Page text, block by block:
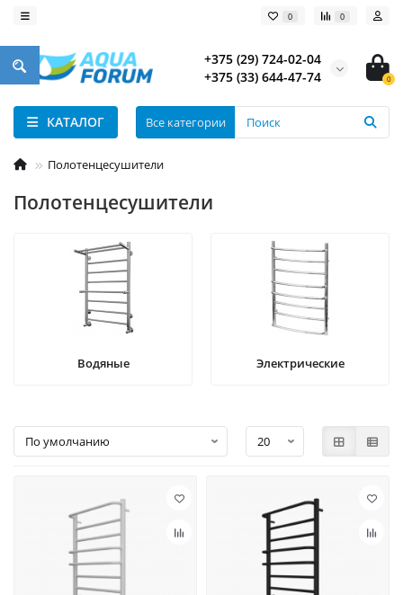
0 0
+375 (29) 724-02-04
+375 (33) 644-47-74
0
КАТАЛОГ Все категории
Полотенцесушители
Полотенцесушители
Водяные Электрические